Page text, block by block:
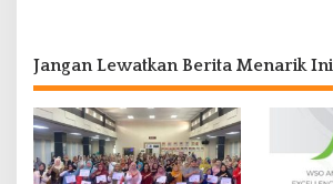
Jangan Lewatkan Berita Menarik Ini